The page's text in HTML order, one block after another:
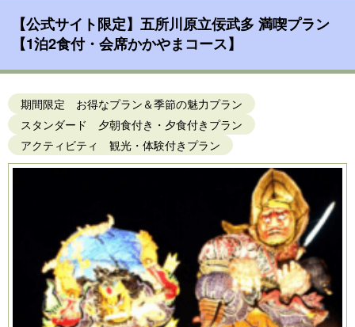
【公式サイト限定】五所川原立佞武多 満喫プラン
【1泊2食付・会席かかやまコース】
期間限定 お得なプラン＆季節の魅力プラン
スタンダード 夕朝食付き・夕食付きプラン
アクティビティ 観光・体験付きプラン